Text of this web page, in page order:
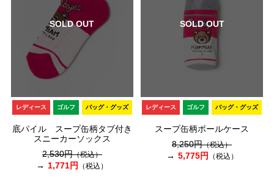
SOLD OUT
レディース ゴルフ バッグ・グッズ
底パイル スープ缶柄タブ付き
スニーカーソックス
2,530円（税込）
1,771円 （税込）
SOLD OUT
レディース ゴルフ バッグ・グッズ
スープ缶柄ボールケース
8,250円（税込）
5,775円 （税込）